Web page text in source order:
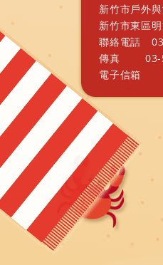
新竹市戶外
新竹市東區
聯絡電話
傳真
電子信箱